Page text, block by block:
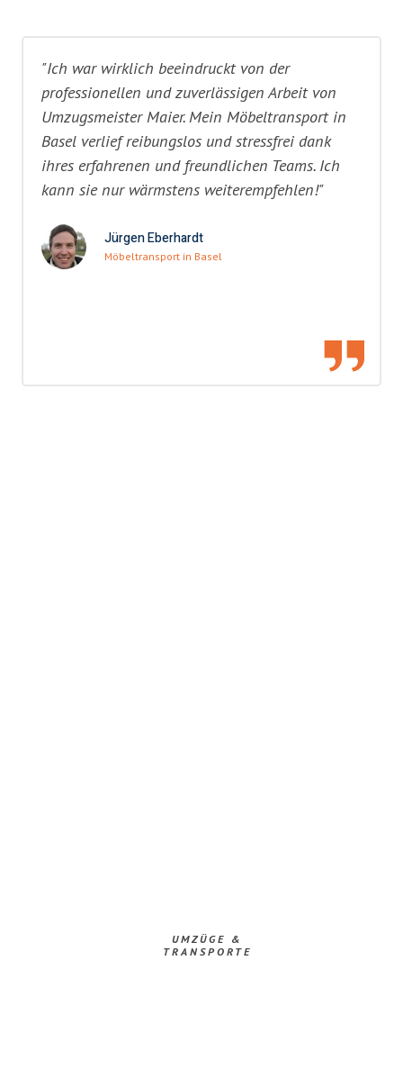
"Ich war wirklich beeindruckt von der
professionellen und zuverlässigen Arbeit von
Umzugsmeister Maier. Mein Möbeltransport in
Basel verlief reibungslos und stressfrei dank
ihres erfahrenen und freundlichen Teams. Ich
kann sie nur wärmstens weiterempfehlen!"
Jürgen Eberhardt
Möbeltransport in Basel
UMZÜGE &
TRANSPORTE